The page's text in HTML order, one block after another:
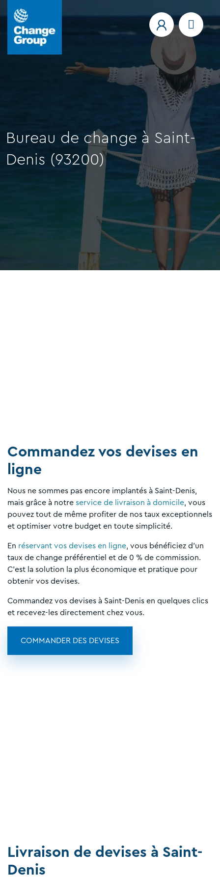
Bureau de change à Saint-
Denis (93200)
Commandez vos devises en
ligne
Nous ne sommes pas encore implantés à Saint-Denis,
mais grâce à notre service de livraison à domicile, vous
pouvez tout de même profiter de nos taux exceptionnels
et optimiser votre budget en toute simplicité.
En réservant vos devises en ligne, vous bénéficiez d’un
taux de change préférentiel et de 0 % de commission.
C’est la solution la plus économique et pratique pour
obtenir vos devises.
Commandez vos devises à Saint-Denis en quelques clics
et recevez-les directement chez vous.
COMMANDER DES DEVISES
Livraison de devises à Saint-
Denis